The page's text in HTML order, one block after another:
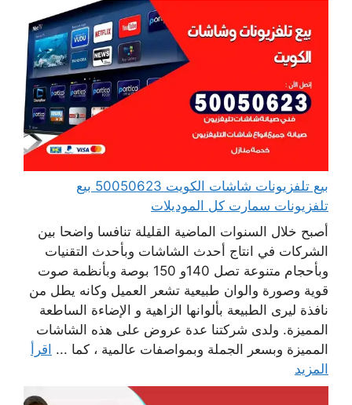
بيع تلفزيونات شاشات الكويت 50050623 بيع
تلفزيونات سمارت كل الموديلات
أصبح خلال السنوات الماضية القليلة تنافسا واضحا بين
الشركات في انتاج أحدث الشاشات وبأحدث التقنيات
وبأحجام متنوعة تصل 140و 150 بوصة وبأنظمة صوت
قوية وصورة والوان طبيعية تشعر العميل وكانه يطل من
نافذة ليرى الطبيعة بألوانها الزاهية و الإضاءة الساطعة
المميزة. ولدى شركتنا عدة عروض على هذه الشاشات
المميزة وبسعر الجملة وبمواصفات عالمية ، كما ... اقرأ
المزيد